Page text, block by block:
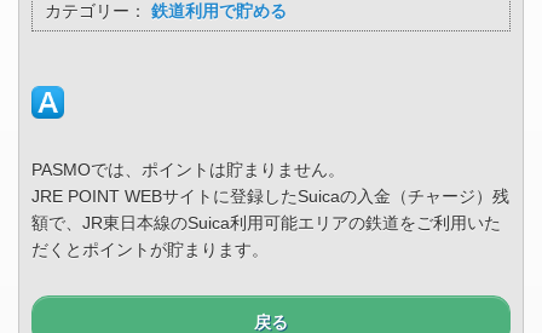
カテゴリー： 鉄道利用で貯める
PASMOでは、ポイントは貯まりません。
JRE POINT WEBサイトに登録したSuicaの入金（チャージ）残
額で、JR東日本線のSuica利用可能エリアの鉄道をご利用いた
だくとポイントが貯まります。
戻る